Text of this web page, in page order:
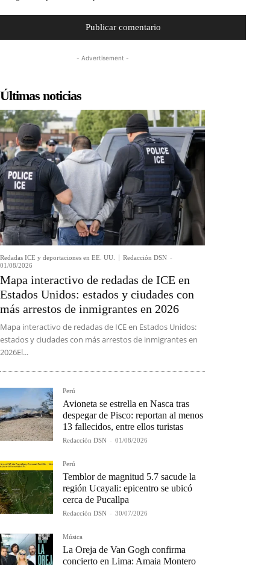
- Advertisement -
Últimas noticias
Redadas ICE y deportaciones en EE. UU. Redacción DSN -
01/08/2026
Mapa interactivo de redadas de ICE en
Estados Unidos: estados y ciudades con
más arrestos de inmigrantes en 2026
Mapa interactivo de redadas de ICE en Estados Unidos:
estados y ciudades con más arrestos de inmigrantes en
2026El...
Perú
Avioneta se estrella en Nasca tras
despegar de Pisco: reportan al menos
13 fallecidos, entre ellos turistas
Redacción DSN - 01/08/2026
Perú
Temblor de magnitud 5.7 sacude la
región Ucayali: epicentro se ubicó
cerca de Pucallpa
Redacción DSN - 30/07/2026
Música
La Oreja de Van Gogh confirma
concierto en Lima: Amaia Montero